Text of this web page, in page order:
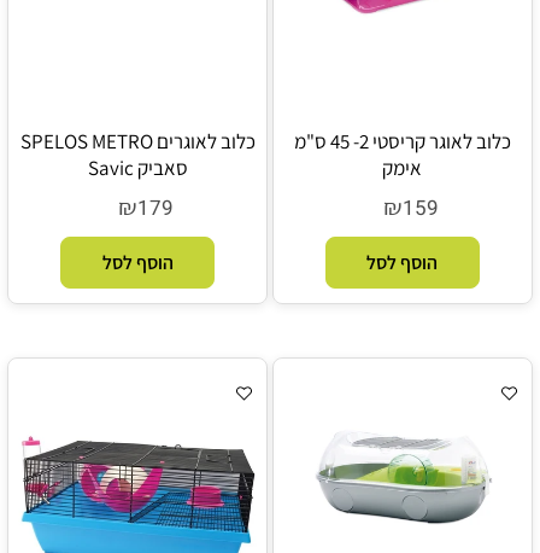
כלוב לאוגר קריסטי 2- 45 ס"מ
אימק
₪159
הוסף לסל
כלוב לאוגרים SPELOS METRO
סאביק Savic
₪179
הוסף לסל